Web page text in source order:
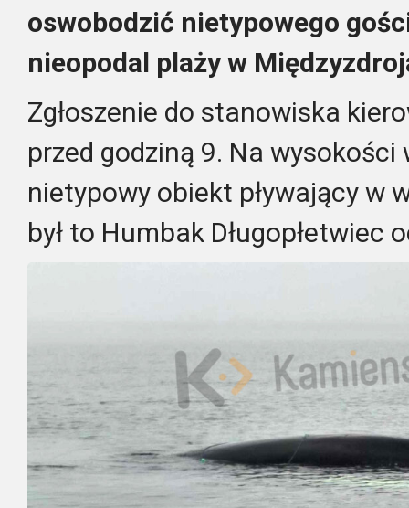
oswobodzić nietypowego
nieopodal plaży w
Zgłoszenie do stanowiska
przed godziną 9. Na
nietypowy obiekt pływający w
był to Humbak Długopłetwiec